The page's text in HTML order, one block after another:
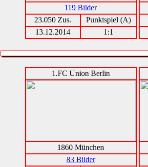
119 Bilder
23.050 Zus.
Punktspiel (A)
13.12.2014
1:1
1.FC Union Berlin
1860 München
83 Bilder